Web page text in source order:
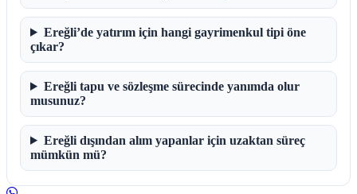
Ereğli’de yatırım için hangi gayrimenkul tipi öne
çıkar?
Ereğli tapu ve sözleşme sürecinde yanımda olur
musunuz?
Ereğli dışından alım yapanlar için uzaktan süreç
mümkün mü?